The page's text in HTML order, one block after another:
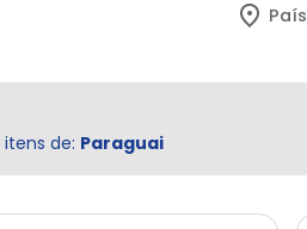
País
itens de: Paraguai